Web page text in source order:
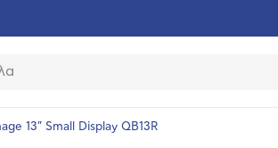
13" Small Display QB13R